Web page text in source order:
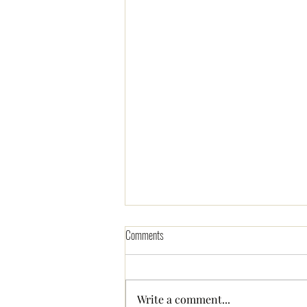
Comments
Write a comment...